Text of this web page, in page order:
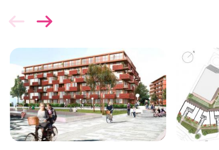
Afbeelding Afbeelding